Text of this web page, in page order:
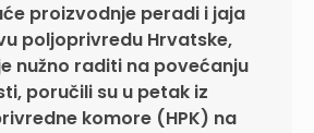
proizvodnje peradi i jaja
poljoprivredu Hrvatske,
nužno raditi na povećanju
poručili su u petak iz
komore (HPK) na